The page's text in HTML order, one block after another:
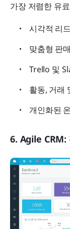
가장 저렴한 유
시각적 리
맞춤형 판
Trello 및
활동, 거래
개인화된
6. Agile CRM: